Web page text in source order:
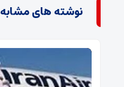
نوشته های مشابه